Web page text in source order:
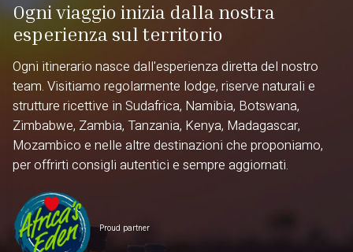
Ogni viaggio inizia dalla nostra
esperienza sul territorio
Ogni itinerario nasce dall'esperienza diretta del nostro
team. Visitiamo regolarmente lodge, riserve naturali e
strutture ricettive in Sudafrica, Namibia, Botswana,
Zimbabwe, Zambia, Tanzania, Kenya, Madagascar,
Mozambico e nelle altre destinazioni che proponiamo,
per offrirti consigli autentici e sempre aggiornati.
Proud partner